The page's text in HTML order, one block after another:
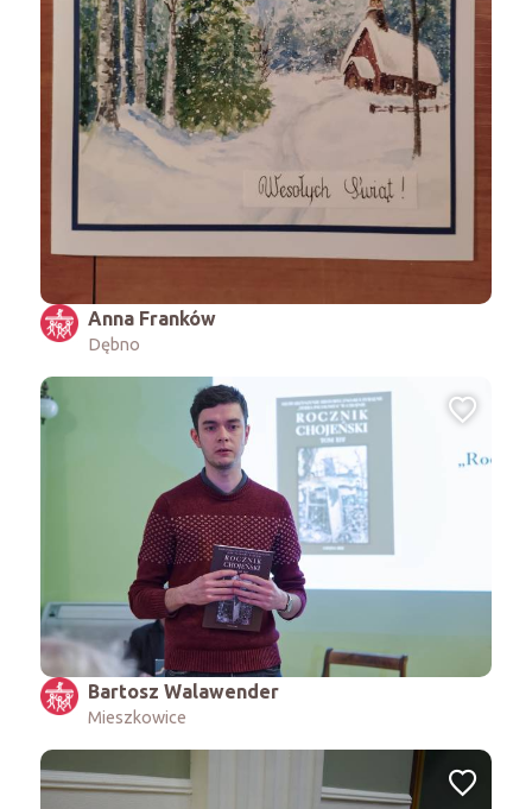
Anna Franków
Dębno
Bartosz Walawender
Mieszkowice